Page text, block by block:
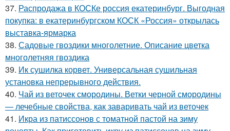
37. Распродажа в КОСКе россия екатеринбург. Выгодная
покупка: в екатеринбургском КОСК «Россия» открылась
выставка-ярмарка
38. Садовые гвоздики многолетние. Описание цветка
многолетняя гвоздика
39. Ик сушилка корвет. Универсальная сушильная
установка непрерывного действия.
40. Чай из веточек смородины. Ветки черной смородины
— лечебные свойства, как заваривать чай из веточек
41. Икра из патиссонов с томатной пастой на зиму